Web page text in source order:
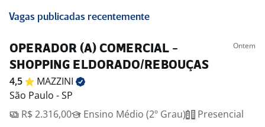
Vagas publicadas recentemente
OPERADOR (A) COMERCIAL -
SHOPPING ELDORADO/REBOUÇAS
Ontem
4,5
MAZZINI
São Paulo - SP
R$ 2.316,00
Ensino Médio (2º Grau) Presencial